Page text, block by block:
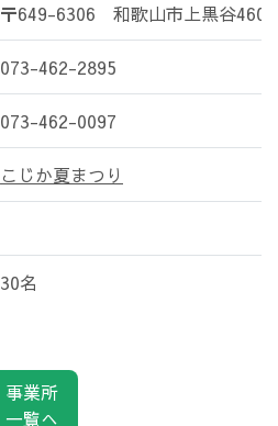
〒649-6306 和歌山市上黒谷
073-462-2895
073-462-0097
こじか夏まつり
30名
事業所
一覧へ